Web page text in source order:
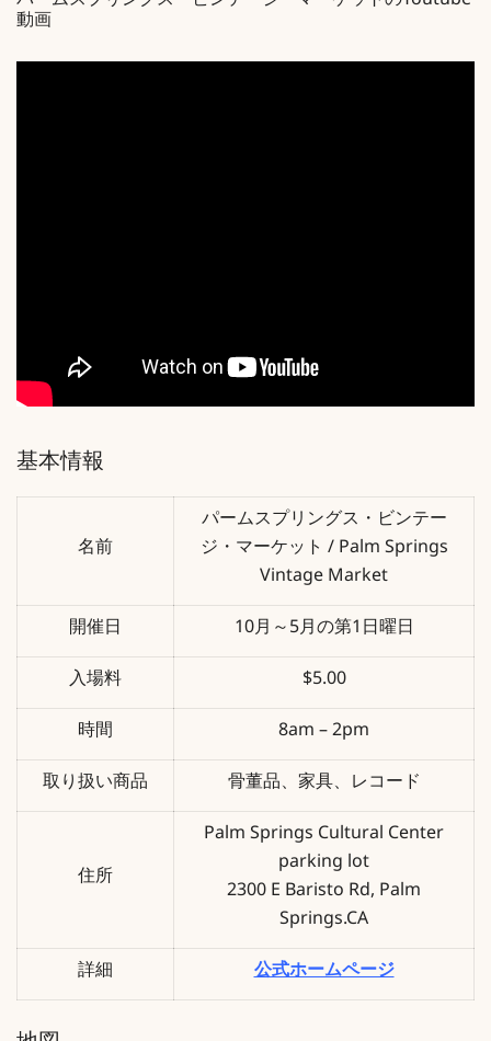
動画
基本情報
名前
パームスプリングス・ビンテー
ジ・マーケット / Palm Springs
Vintage Market
開催日
10月～5月の第1日曜日
入場料
$5.00
時間
8am – 2pm
取り扱い商品
骨董品、家具、レコード
住所
Palm Springs Cultural Center
parking lot
2300 E Baristo Rd, Palm
Springs.CA
詳細
公式ホームページ